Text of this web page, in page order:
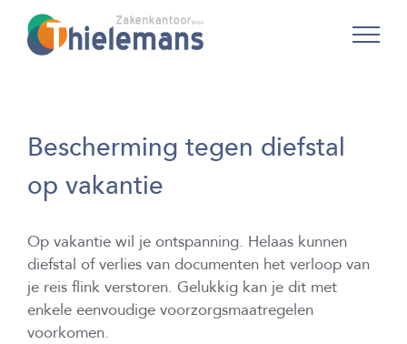
content
Bescherming tegen diefstal
op vakantie
Op vakantie wil je ontspanning. Helaas kunnen
diefstal of verlies van documenten het verloop van
je reis flink verstoren. Gelukkig kan je dit met
enkele eenvoudige voorzorgsmaatregelen
voorkomen.